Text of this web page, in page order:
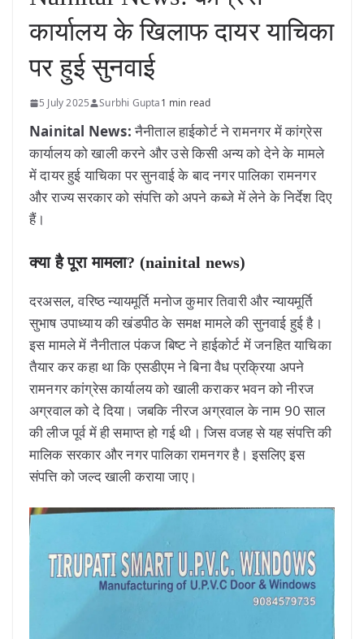
कार्यालय के खिलाफ दायर याचिका
पर हुई सुनवाई
5 July 2025 Surbhi Gupta1 min read
Nainital News:नैनीताल हाईकोर्ट ने रामनगर में कांग्रेस
कार्यालय को खाली करने और उसे किसी अन्य को देने के मामले
में दायर हुई याचिका पर सुनवाई के बाद नगर पालिका रामनगर
और राज्य सरकार को संपत्ति को अपने कब्जे में लेने के निर्देश दिए
हैं।
क्या है पूरा मामला? (nainital news)
दरअसल, वरिष्ठ न्यायमूर्ति मनोज कुमार तिवारी और न्यायमूर्ति
सुभाष उपाध्याय की खंडपीठ के समक्ष मामले की सुनवाई हुई है।
इस मामले में नैनीताल पंकज बिष्ट ने हाईकोर्ट में जनहित याचिका
तैयार कर कहा था कि एसडीएम ने बिना वैध प्रक्रिया अपने
रामनगर कांग्रेस कार्यालय को खाली कराकर भवन को नीरज
अग्रवाल को दे दिया। जबकि नीरज अग्रवाल के नाम 90 साल
की लीज पूर्व में ही समाप्त हो गई थी। जिस वजह से यह संपत्ति की
मालिक सरकार और नगर पालिका रामनगर है। इसलिए इस
संपत्ति को जल्द खाली कराया जाए।